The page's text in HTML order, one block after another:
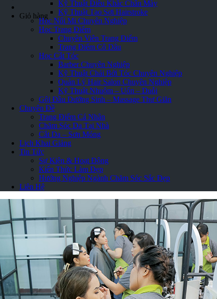
Loading...
Giỏ hàng
Kỹ Thuật Điêu Khắc Chân Mày
Kỹ Thuật Tạo Sợi Hairstroke
Học Nối Mi Chuyên Nghiệp
Học Trang Điểm
Chuyên Viên Trang Điểm
Trang Điểm Cô Dâu
Học Cắt Tóc
Barber Chuyên Nghiệp
Kỹ Thuật Chải Bới Tóc Chuyên Nghiệp
Quản Lý Hair Salon Chuyên Nghiệp
Kỹ Thuật Nhuộm – Uốn – Duỗi
Gội Đầu Dưỡng Sinh – Massage Thư Giãn
Chuyên Đề
Trang Điểm Cá Nhân
Chăm Sóc Da Tại Nhà
Cắt Da – Sơn Móng
Lịch Khai Giảng
Tin Tức
Sự Kiện & Hoạt Động
Kiến Thức Làm Đẹp
Hướng Nghiệp Ngành Chăm Sóc Sắc Đẹp
Liên Hệ